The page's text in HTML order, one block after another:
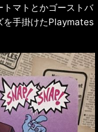
マトとかゴーストバ
を手掛けたPlaymates